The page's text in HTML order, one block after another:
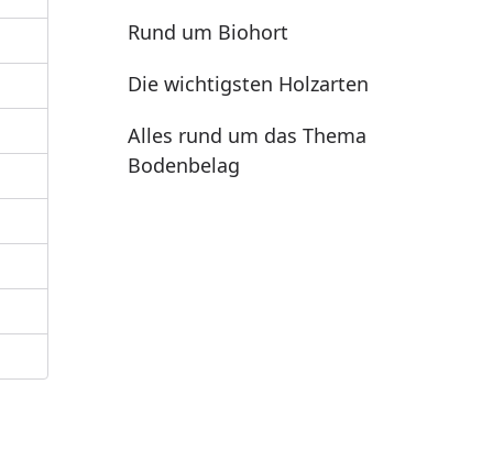
Rund um Biohort
Die wichtigsten Holzarten
Alles rund um das Thema
Bodenbelag